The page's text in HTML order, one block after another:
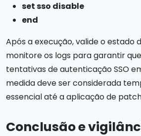
set sso disable
end
Após a execução, valide o estado
monitore os logs para garantir
tentativas de autenticação SSO
medida deve ser considerada
essencial até a aplicação de
Conclusão e